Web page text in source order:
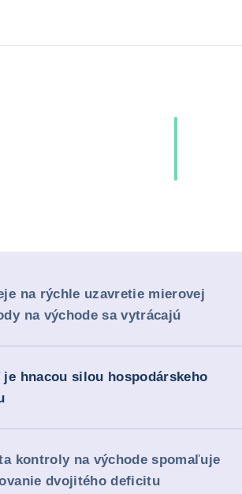
na rýchle uzavretie mierovej
na východe sa vytrácajú
je hnacou silou hospodárskeho
kontroly na východe spomaľuje
dvojitého deficitu